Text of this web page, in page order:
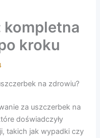
kroku
na zdrowiu?
za uszczerbek na
doświadczyły
takich jak wypadki czy